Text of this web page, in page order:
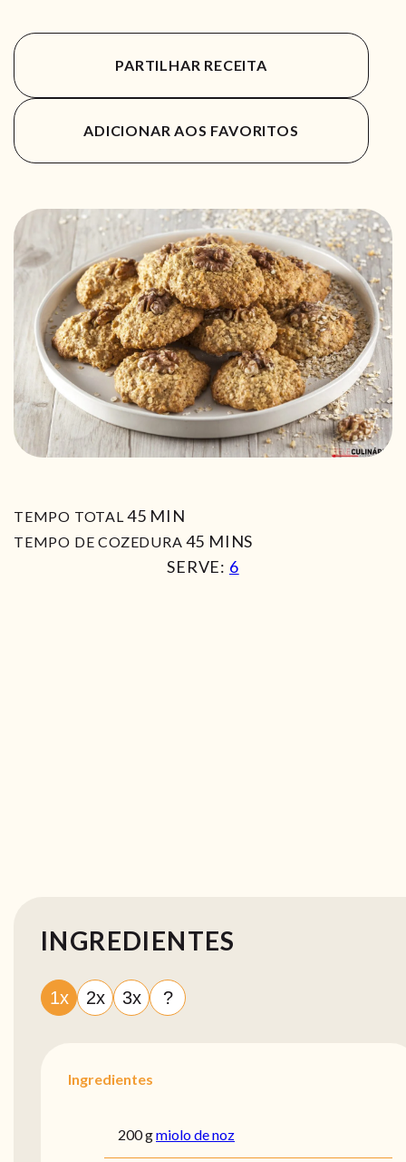
PARTILHAR RECEITA
ADICIONAR AOS FAVORITOS
TEMPO TOTAL 45MIN
MIN
TEMPO DE COZEDURA 45 MIN
MINS
SERVE: 6
INGREDIENTES
1x 2x 3x ?
Ingredientes
200 gmiolo de noz